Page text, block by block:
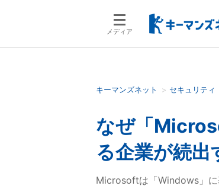
メディア
検索語を入力してく
キーマンズネット セキュリティ
なぜ「
る企業が続出
Microsoftは「Windows」に